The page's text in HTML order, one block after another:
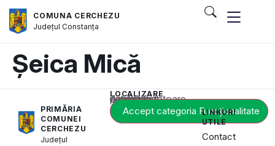
COMUNA CERCHEZU
JudețulConstanța
Șeica Mică
PRIMĂRIA
COMUNEI
CERCHEZU
Județul
LOCALIZARE
Acest conținut este blocat până când acceptați categoria corespunzătoare de cookie-uri.
Accept categoria Funcționalitate
LINKURI
UTILE
Contact